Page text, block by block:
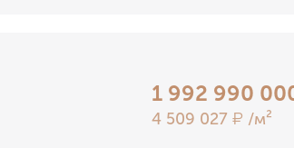
1 992 990
4 509 027 ₽ /м²